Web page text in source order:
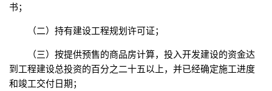
书；
（二）持有建设工程规划许可证；
（三）按提供预售的商品房计算，投入开发建设的资金达
到工程建设总投资的百分之二十五以上，并已经确定施工进度
和竣工交付日期；